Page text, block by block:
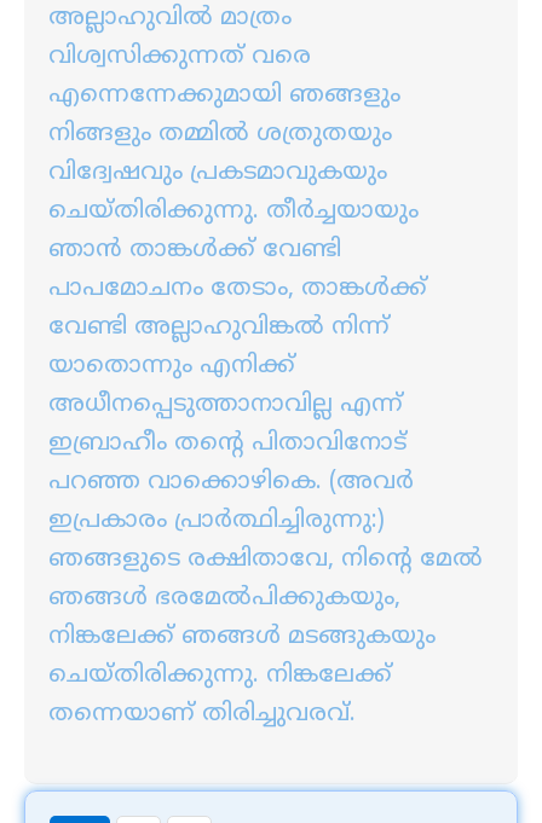
അല്ലാഹുവില്‍ മാത്രം
വിശ്വസിക്കുന്നത് വരെ
എന്നെന്നേക്കുമായി ഞങ്ങളും
നിങ്ങളും തമ്മില്‍ ശത്രുതയും
വിദ്വേഷവും പ്രകടമാവുകയും
ചെയ്തിരിക്കുന്നു. തീര്‍ച്ചയായും
ഞാന്‍ താങ്കള്‍ക്ക് വേണ്ടി
പാപമോചനം തേടാം, താങ്കള്‍ക്ക്
വേണ്ടി അല്ലാഹുവിങ്കല്‍ നിന്ന്
യാതൊന്നും എനിക്ക്
അധീനപ്പെടുത്താനാവില്ല എന്ന്
ഇബ്രാഹീം തന്‍റെ പിതാവിനോട്
പറഞ്ഞ വാക്കൊഴികെ. (അവര്‍
ഇപ്രകാരം പ്രാര്‍ത്ഥിച്ചിരുന്നു:)
ഞങ്ങളുടെ രക്ഷിതാവേ, നിന്‍റെ മേല്‍
ഞങ്ങള്‍ ഭരമേല്‍പിക്കുകയും,
നിങ്കലേക്ക് ഞങ്ങള്‍ മടങ്ങുകയും
ചെയ്തിരിക്കുന്നു. നിങ്കലേക്ക്
തന്നെയാണ് തിരിച്ചുവരവ്‌.